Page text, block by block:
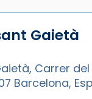
IA
Gaietà
Carrer
Barcelona,